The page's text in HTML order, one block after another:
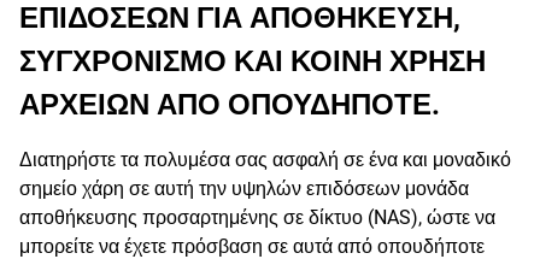
ΕΠΙΔΟΣΕΩΝ ΓΙΑ ΑΠΟΘΗΚΕΥΣΗ,
ΣΥΓΧΡΟΝΙΣΜΟ ΚΑΙ ΚΟΙΝΗ ΧΡΗΣΗ
ΑΡΧΕΙΩΝ ΑΠΟ ΟΠΟΥΔΗΠΟΤΕ.
Διατηρήστε τα πολυμέσα σας ασφαλή σε ένα και μοναδικό
σημείο χάρη σε αυτή την υψηλών επιδόσεων μονάδα
αποθήκευσης προσαρτημένης σε δίκτυο (NAS), ώστε να
μπορείτε να έχετε πρόσβαση σε αυτά από οπουδήποτε